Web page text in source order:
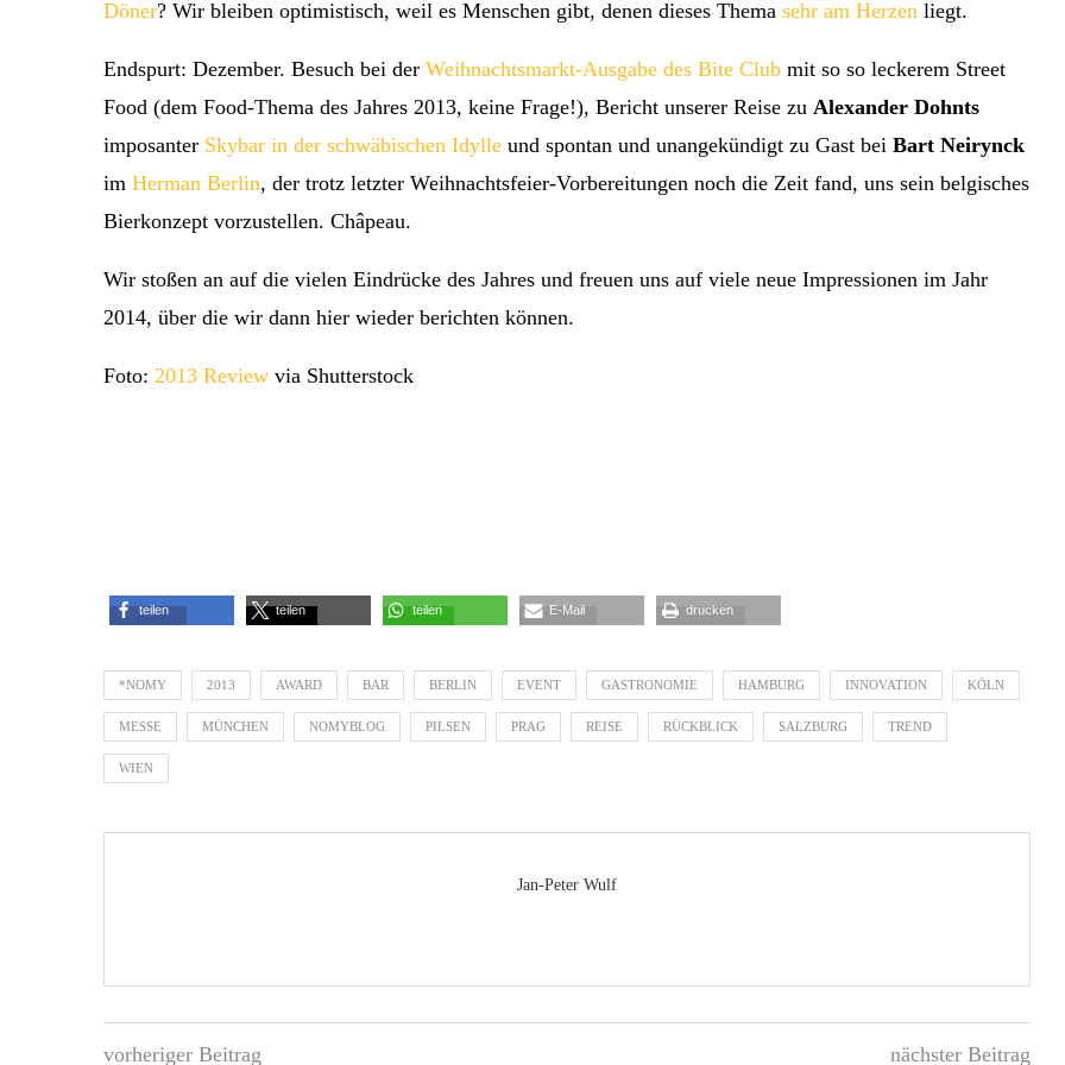
Döner? Wir bleiben optimistisch, weil es Menschen gibt, denen dieses Thema sehr am Herzen liegt.
Endspurt: Dezember. Besuch bei der Weihnachtsmarkt-Ausgabe des Bite Club mit so so leckerem Street
Food (dem Food-Thema des Jahres 2013, keine Frage!), Bericht unserer Reise zu Alexander Dohnts
imposanter Skybar in der schwäbischen Idylle und spontan und unangekündigt zu Gast bei Bart Neirynck
im Herman Berlin, der trotz letzter Weihnachtsfeier-Vorbereitungen noch die Zeit fand, uns sein belgisches
Bierkonzept vorzustellen. Châpeau.
Wir stoßen an auf die vielen Eindrücke des Jahres und freuen uns auf viele neue Impressionen im Jahr
2014, über die wir dann hier wieder berichten können.
Foto: 2013 Review via Shutterstock
teilen teilen teilen E-Mail drucken
*NOMY 2013 AWARD BAR BERLIN EVENT GASTRONOMIE HAMBURG INNOVATION KÖLN
MESSE MÜNCHEN NOMYBLOG PILSEN PRAG REISE RÜCKBLICK SALZBURG TREND
WIEN
Jan-Peter Wulf
vorheriger Beitrag nächster Beitrag